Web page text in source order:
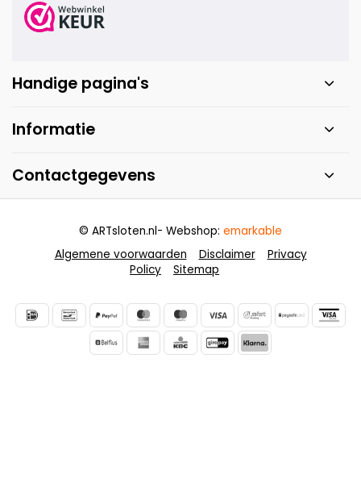
Handige pagina's
Informatie
Contactgegevens
Algemene voorwaarden Disclaimer
Privacy
Policy
Sitemap
© ARTsloten.nl- Webshop: emarkable